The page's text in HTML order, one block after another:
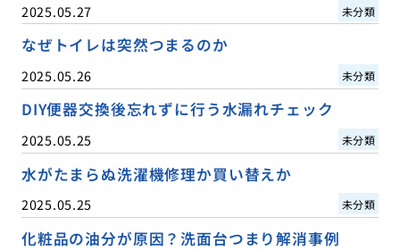
2025.05.27 未分類
なぜトイレは突然つまるのか
2025.05.26 未分類
DIY便器交換後忘れずに行う水漏れチェック
2025.05.25 未分類
水がたまらぬ洗濯機修理か買い替えか
2025.05.25 未分類
化粧品の油分が原因？洗面台つまり解消事例